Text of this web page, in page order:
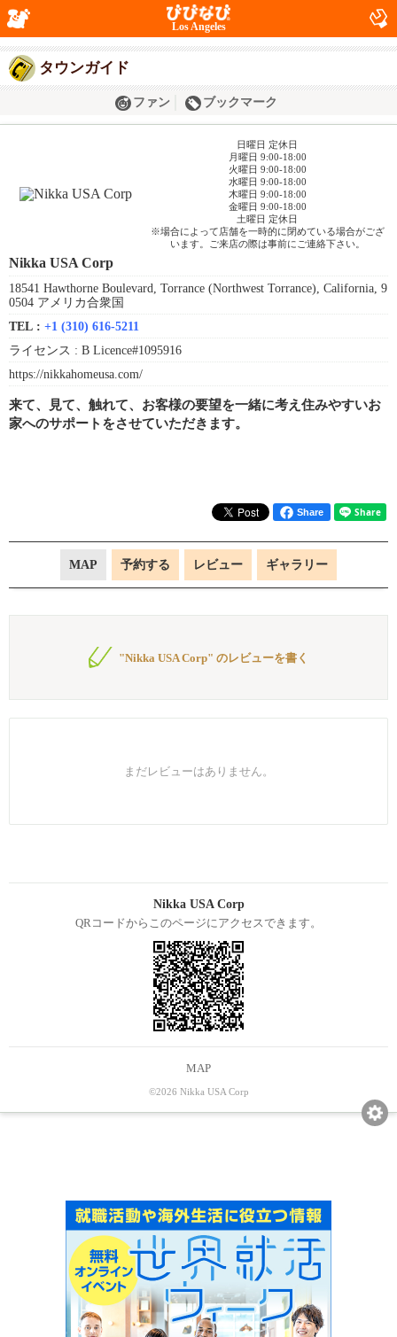
Los Angeles
タウンガイド
ファン ブックマーク
日曜日 定休日
月曜日 9:00-18:00
火曜日 9:00-18:00
水曜日 9:00-18:00
木曜日 9:00-18:00
金曜日 9:00-18:00
土曜日 定休日
※場合によって店舗を一時的に閉めている場合がござ
います。ご来店の際は事前にご連絡下さい。
Nikka USA Corp
18541 Hawthorne Boulevard, Torrance (Northwest Torrance), California, 9
0504 アメリカ合衆国
TEL : +1 (310) 616-5211
ライセンス : B Licence#1095916
https://nikkahomeusa.com/
来て、見て、触れて、お客様の要望を一緒に考え住みやすいお
家へのサポートをさせていただきます。
Share
MAP 予約する レビュー ギャラリー
"Nikka USA Corp" のレビューを書く
まだレビューはありません。
Nikka USA Corp
QRコードからこのページにアクセスできます。
MAP
©2026 Nikka USA Corp